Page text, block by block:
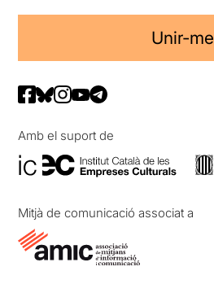
Unir-me
Amb el suport de
Mitjà de comunicació associat a